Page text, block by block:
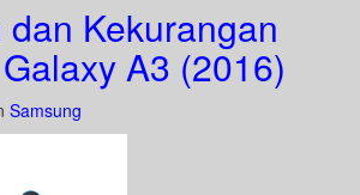
Kekurangan
A3 (2016)
Samsung